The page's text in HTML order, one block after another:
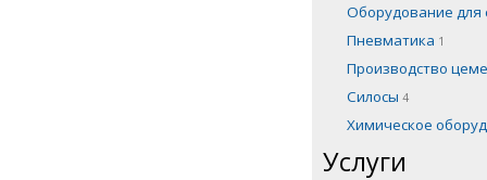
Оборудование для
Пневматика 1
Производство
Силосы 4
Химическое
Услуги